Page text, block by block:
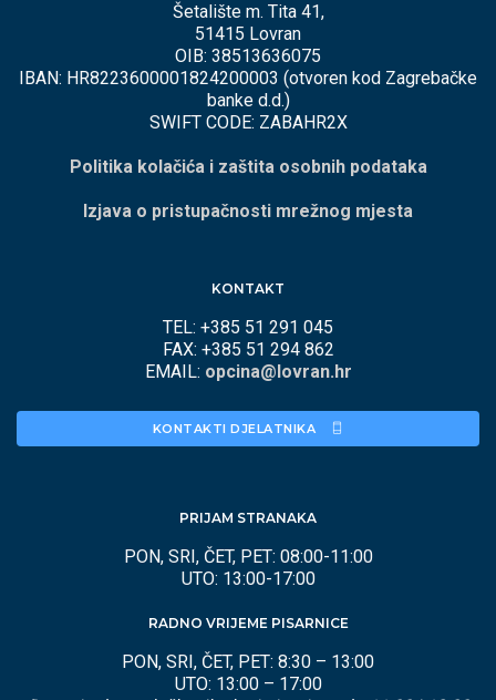
Šetalište m. Tita 41,
51415 Lovran
OIB: 38513636075
IBAN: HR8223600001824200003 (otvoren kod Zagrebačke
banke d.d.)
SWIFT CODE: ZABAHR2X
Politika kolačića i zaštita osobnih podataka
Izjava o pristupačnosti mrežnog mjesta
KONTAKT
TEL: +385 51 291 045
FAX: +385 51 294 862
EMAIL: opcina@lovran.hr
KONTAKTI DJELATNIKA
PRIJAM STRANAKA
PON, SRI, ČET, PET: 08:00-11:00
UTO: 13:00-17:00
RADNO VRIJEME PISARNICE
PON, SRI, ČET, PET: 8:30 – 13:00
UTO: 13:00 – 17:00